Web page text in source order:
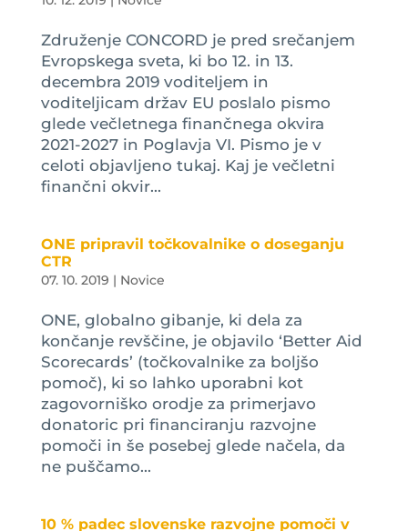
Združenje CONCORD je pred srečanjem
Evropskega sveta, ki bo 12. in 13.
decembra 2019 voditeljem in
voditeljicam držav EU poslalo pismo
glede večletnega finančnega okvira
2021-2027 in Poglavja VI. Pismo je v
celoti objavljeno tukaj. Kaj je večletni
finančni okvir...
ONE pripravil točkovalnike o doseganju
CTR
07. 10. 2019 | Novice
ONE, globalno gibanje, ki dela za
končanje revščine, je objavilo ‘Better Aid
Scorecards’ (točkovalnike za boljšo
pomoč), ki so lahko uporabni kot
zagovorniško orodje za primerjavo
donatoric pri financiranju razvojne
pomoči in še posebej glede načela, da
ne puščamo...
10 % padec slovenske razvojne pomoči v